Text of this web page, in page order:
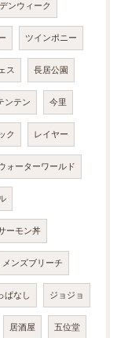
ンウィーク
ツインポニー
ス 長居公園
ンテン 今里
ク レイヤー
ォーターワールド
ーモン丼
メンズブリーチ
ぱなし ジョジョ
居酒屋 五位堂